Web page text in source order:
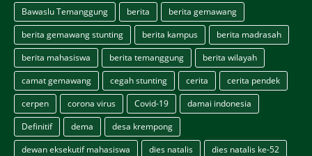
Bawaslu Temanggung
berita
berita gemawang
berita gemawang stunting
berita kampus
berita madrasah
berita mahasiswa
berita temanggung
berita wilayah
camat gemawang
cegah stunting cerita
cerita pendek
cerpen
corona virus Covid-19
damai indonesia
Definitif
dema
desa krempong
dewan eksekutif mahasiswa
dies natalis
dies natalis ke-52